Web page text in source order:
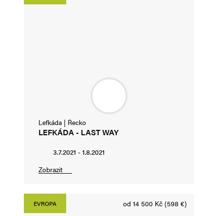
Lefkáda | Řecko
LEFKÁDA - LAST WAY
3.7.2021 - 1.8.2021
Zobrazit
EVROPA od 14 500 Kč (598 €)